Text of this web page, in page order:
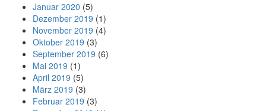
Januar 2020 (5)
Dezember 2019 (1)
November 2019 (4)
Oktober 2019 (3)
September 2019 (6)
Mai 2019 (1)
April 2019 (5)
März 2019 (3)
Februar 2019 (3)